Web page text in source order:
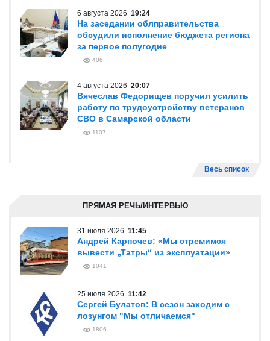
6 августа 2026 19:24
На заседании облправительства
обсудили исполнение бюджета региона
за первое полугодие
406
4 августа 2026 20:07
Вячеслав Федорищев поручил усилить
работу по трудоустройству ветеранов
СВО в Самарской области
1107
Весь список
ПРЯМАЯ РЕЧЬ/ИНТЕРВЬЮ
31 июля 2026 11:45
Андрей Карпочев: «Мы стремимся
вывести „Татры“ из эксплуатации»
1041
25 июля 2026 11:42
Сергей Булатов: В сезон заходим с
лозунгом "Мы отличаемся"
1806